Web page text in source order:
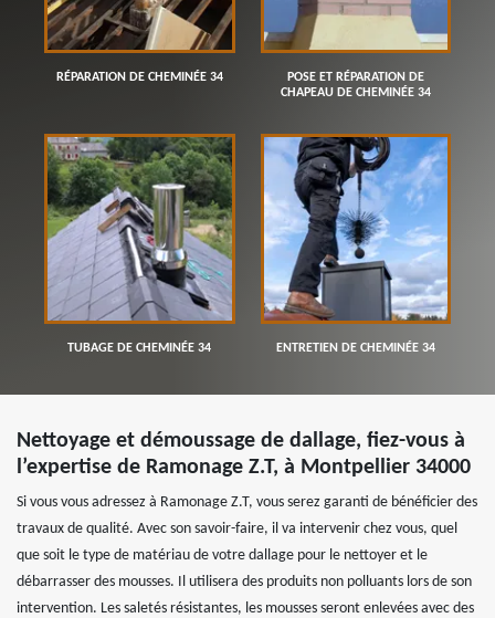
RÉPARATION DE CHEMINÉE 34
POSE ET RÉPARATION DE
CHAPEAU DE CHEMINÉE 34
TUBAGE DE CHEMINÉE 34 ENTRETIEN DE CHEMINÉE 34
Nettoyage et démoussage de dallage, fiez-vous à
l’expertise de Ramonage Z.T, à Montpellier 34000
Si vous vous adressez à Ramonage Z.T, vous serez garanti de bénéficier des
travaux de qualité. Avec son savoir-faire, il va intervenir chez vous, quel
que soit le type de matériau de votre dallage pour le nettoyer et le
débarrasser des mousses. Il utilisera des produits non polluants lors de son
intervention. Les saletés résistantes, les mousses seront enlevées avec des